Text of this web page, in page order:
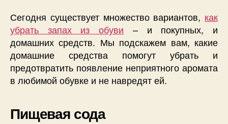
Сегодня существует множество вариантов, как
убрать запах из обуви – и покупных, и
домашних средств. Мы подскажем вам, какие
домашние средства помогут убрать и
предотвратить появление неприятного аромата
в любимой обувке и не навредят ей.
Пищевая сода